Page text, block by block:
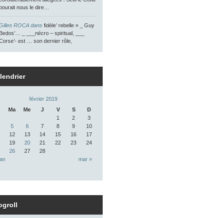
nous le dire…
ROCA dans fidèle’ rebelle » _ Guy
Bedos’… _ ___nécro – spiritual, ___
est … son dernier rôle,
février 2019
Ma Me J V S D
mar »
1 2
3
5 6 7 8 9
10
12 13 14 15 16
17
19 20 21 22 23
24
26 27 28